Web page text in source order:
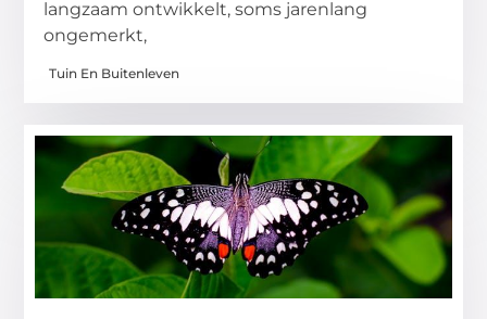
langzaam ontwikkelt, soms jarenlang
ongemerkt,
Tuin En Buitenleven